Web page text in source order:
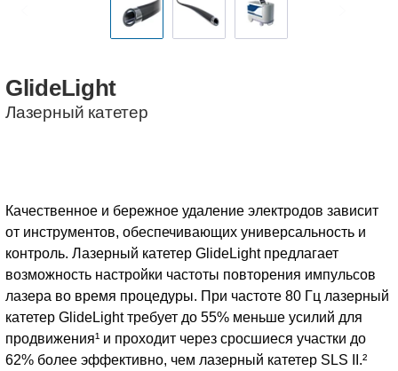
GlideLight
Лазерный катетер
Качественное и бережное удаление электродов зависит
от инструментов, обеспечивающих универсальность и
контроль. Лазерный катетер GlideLight предлагает
возможность настройки частоты повторения импульсов
лазера во время процедуры. При частоте 80 Гц лазерный
катетер GlideLight требует до 55% меньше усилий для
продвижения¹ и проходит через сросшиеся участки до
62% более эффективно, чем лазерный катетер SLS II.²